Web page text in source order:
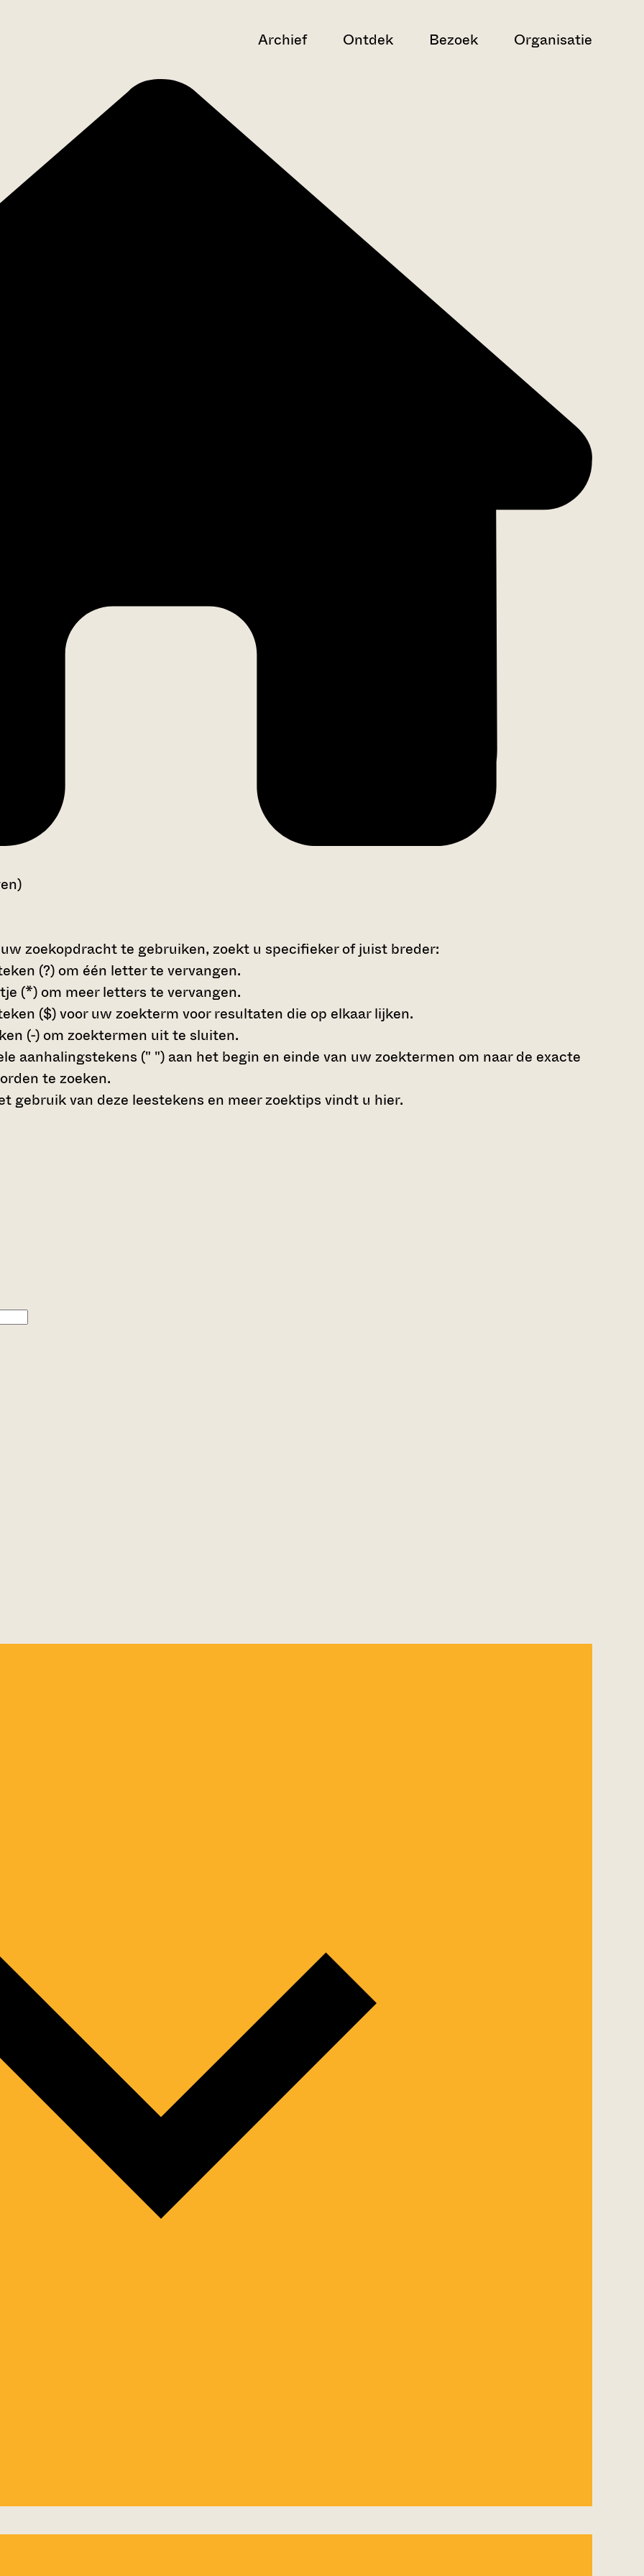
Archief Ontdek Bezoek Organisatie
zoekopdracht te gebruiken, zoekt u specifieker of juist breder:
(?) om één letter te vervangen.
(*) om meer letters te vervangen.
($)voor uw zoekterm voor resultaten die op elkaar lijken.
(-) om zoektermen uit te sluiten.
aanhalingstekens (" ") aan het begin en einde van uw zoektermen om naar de exacte
te zoeken.
gebruik van deze leestekens en meer zoektips vindt u hier.